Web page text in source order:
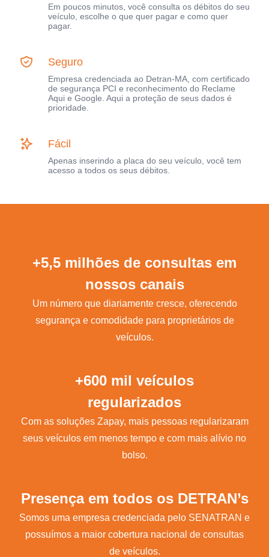
Em poucos minutos, você consulta os débitos do seu
veículo, escolhe o que quer pagar e como quer
pagar.
Seguro
Empresa credenciada ao Detran-MA, com certificado
de segurança PCI e reconhecimento do Reclame
Aqui e Google. Aqui a proteção de seus dados é
prioridade.
Fácil
Apenas inserindo a placa do seu veículo, você tem
acesso a todos os seus débitos.
+5,5 milhões de consultas em
nossos canais
Um número que diariamente cresce, oferecendo
segurança e comodidade para proprietários de
veículos.
+600 mil veículos
regularizados
Com as soluções Zapay, mais pessoas regularizaram
seus veículos em menos tempo e com mais alívio no
bolso.
Presença em todos os DETRAN’s
Somos uma empresa credenciada pelo SENATRAN e
possuímos a maior cobertura nacional de consultas
de veículos.